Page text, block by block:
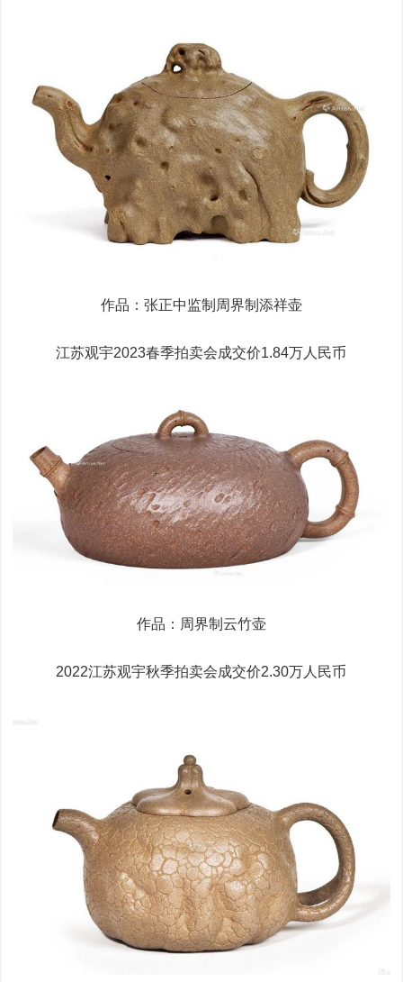
作品：张正中监制周界制添祥壶
江苏观宇2023春季拍卖会成交价1.84万人民币
作品：周界制云竹壶
2022江苏观宇秋季拍卖会成交价2.30万人民币